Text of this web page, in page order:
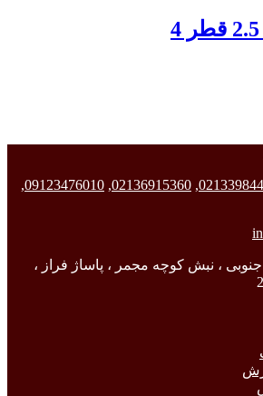
,
02136915360
,
09123476010
,
جنوبی ، نبش کوچه مجمر ، پاساژ فراز ،